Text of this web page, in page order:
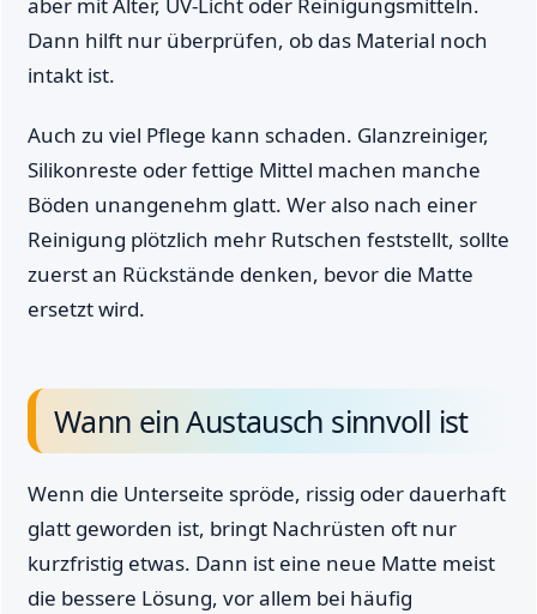
Dann hilft nur überprüfen, ob das Material noch
intakt ist.
Auch zu viel Pflege kann schaden. Glanzreiniger,
Silikonreste oder fettige Mittel machen manche
Böden unangenehm glatt. Wer also nach einer
Reinigung plötzlich mehr Rutschen feststellt, sollte
zuerst an Rückstände denken, bevor die Matte
ersetzt wird.
Wann ein Austausch sinnvoll ist
Wenn die Unterseite spröde, rissig oder dauerhaft
glatt geworden ist, bringt Nachrüsten oft nur
kurzfristig etwas. Dann ist eine neue Matte meist
die bessere Lösung, vor allem bei häufig